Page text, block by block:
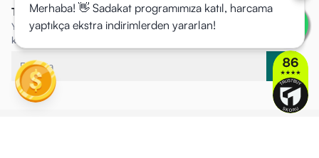
Tüm Fırsatlardan İlk Siz Haberdar Olun!
Yeni ürünlerimizden ve özel tekliflerden ilk siz haberdar olun, fırsatları
kaçırmayın!
Merhaba! 👋 Sadakat programımıza katıl, harcama
yaptıkça ekstra indirimlerden yararlan!